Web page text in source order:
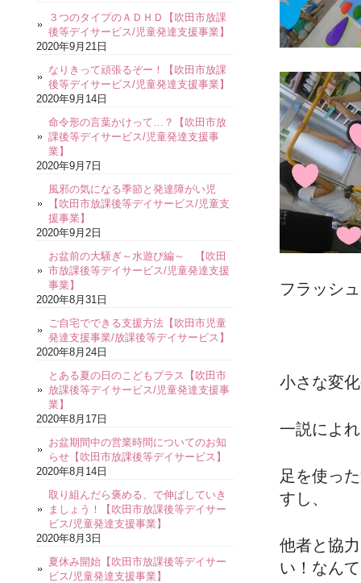
フラッシ
小さな変
一説によ
足を使っ
すし、
他者と協
い！なん
３つのタイプのＡＤＨＤ【吹田市放課
後等デイサービス/児童発達支援事業】
2020年9月21日
なりきって頑張るぞー！【吹田市放課
後等デイサービス/児童発達支援事業】
2020年9月14日
命令形の言葉かけって…？【吹田市放
課後等デイサービス/児童発達支援事
業】
2020年9月7日
風邪の気になる季節と発達障がい児
【吹田市放課後等デイサービス/児童支
援事業】
2020年9月2日
お盆前の大騒ぎ～水遊び編～ 【吹田
市放課後等デイサービス/児童発達支援
事業】
2020年8月31日
ご自宅でできる支援方法【吹田市児童
発達支援事業/放課後等デイサービス】
2020年8月24日
とある夏の日のこどもプラス【吹田市
放課後等デイサービス/児童発達支援事
業】
2020年8月17日
お盆期間中の営業時間についてのお知
らせ【吹田市放課後等デイサービス】
2020年8月14日
取り組んだら褒める、で伸ばしていき
ましょう！【吹田市放課後等デイサー
ビス/児童発達支援事業】
2020年8月3日
夏休み開始【吹田市放課後等デイサー
ビス/児童発達支援事業】